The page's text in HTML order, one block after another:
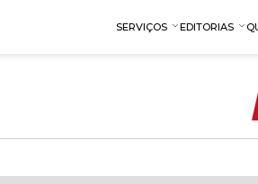
SERVIÇOS EDITORIAS